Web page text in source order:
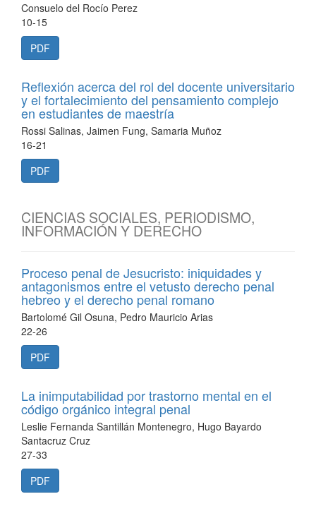
Consuelo del Rocío Perez
10-15
PDF
Reflexión acerca del rol del docente universitario
y el fortalecimiento del pensamiento complejo
en estudiantes de maestría
Rossi Salinas, Jaimen Fung, Samaria Muñoz
16-21
PDF
CIENCIAS SOCIALES, PERIODISMO,
INFORMACIÓN Y DERECHO
Proceso penal de Jesucristo: iniquidades y
antagonismos entre el vetusto derecho penal
hebreo y el derecho penal romano
Bartolomé Gil Osuna, Pedro Mauricio Arias
22-26
PDF
La inimputabilidad por trastorno mental en el
código orgánico integral penal
Leslie Fernanda Santillán Montenegro, Hugo Bayardo
Santacruz Cruz
27-33
PDF